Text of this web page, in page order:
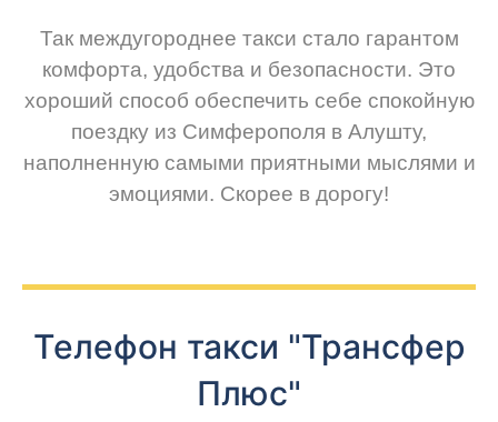
Так междугороднее такси стало гарантом
комфорта, удобства и безопасности. Это
хороший способ обеспечить себе спокойную
поездку из Симферополя в Алушту,
наполненную самыми приятными мыслями и
эмоциями. Скорее в дорогу!
Телефон такси "Трансфер
Плюс"